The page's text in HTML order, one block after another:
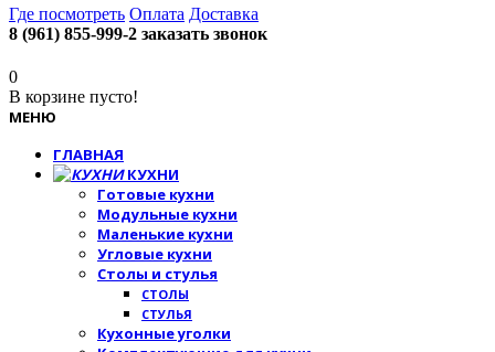
Где посмотреть Оплата Доставка
8 (961) 855-999-2 заказать звонок
0
В корзине пусто!
МЕНЮ
ГЛАВНАЯ
КУХНИ
Готовые кухни
Модульные кухни
Маленькие кухни
Угловые кухни
Столы и стулья
СТОЛЫ
СТУЛЬЯ
Кухонные уголки